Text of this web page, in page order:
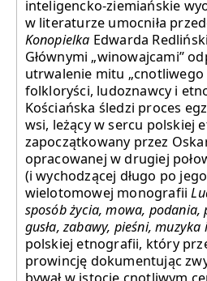
inteligencko-ziemiańskie
w literaturze umocniła
Konopielka Edwarda
Głównymi „winowajcami”
utrwalenie mitu „cnotliwego
folkloryści, ludoznawcy i
Kościańska śledzi proces
wsi, leżący w sercu polskiej
zapoczątkowany przez
opracowanej w drugiej
(i wychodzącej długo po
wielotomowej monografii
sposób życia, mowa, podania,
gusła, zabawy, pieśni, muzyka
polskiej etnografii, który
prowincję dokumentując